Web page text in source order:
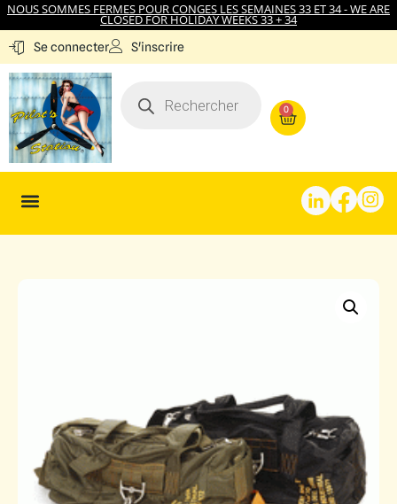
NOUS SOMMES FERMES POUR CONGES LES SEMAINES 33 ET 34 - WE ARE
CLOSED FOR HOLIDAY WEEKS 33 + 34
Se connecter S'inscrire
0